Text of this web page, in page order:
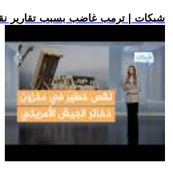
.. شبكات | ترمب غاضب بسبب تقارير